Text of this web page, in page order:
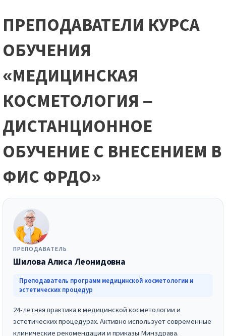
ПРЕПОДАВАТЕЛИ КУРСА
ОБУЧЕНИЯ
«МЕДИЦИНСКАЯ
КОСМЕТОЛОГИЯ –
ДИСТАНЦИОННОЕ
ОБУЧЕНИЕ С ВНЕСЕНИЕМ В
ФИС ФРДО»
ПРЕПОДАВАТЕЛЬ
Шилова Алиса Леонидовна
Преподаватель программ медицинской косметологии и
эстетических процедур
24-летняя практика в медицинской косметологии и
эстетических процедурах. Активно использует современные
клинические рекомендации и приказы Минздрава.